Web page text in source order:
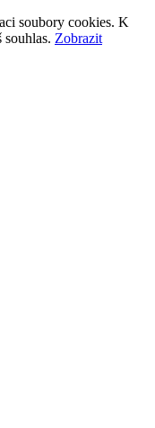
soubory cookies. K
Zobrazit